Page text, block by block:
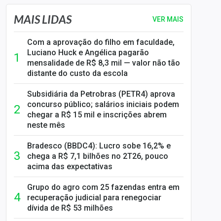
MAIS LIDAS VER MAIS
Com a aprovação do filho em faculdade,
Luciano Huck e Angélica pagarão
mensalidade de R$ 8,3 mil — valor não tão
distante do custo da escola
Subsidiária da Petrobras (PETR4) aprova
concurso público; salários iniciais podem
chegar a R$ 15 mil e inscrições abrem
neste mês
Bradesco (BBDC4): Lucro sobe 16,2% e
chega a R$ 7,1 bilhões no 2T26, pouco
acima das expectativas
Grupo do agro com 25 fazendas entra em
recuperação judicial para renegociar
dívida de R$ 53 milhões